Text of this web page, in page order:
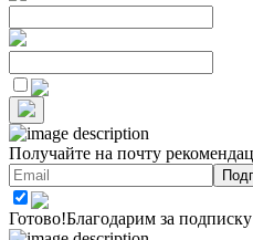
Получайте на почту
Готово!Благодарим за подписку